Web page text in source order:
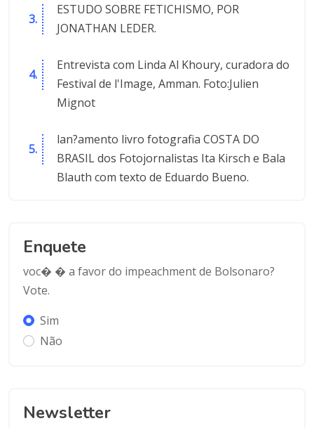
ESTUDO SOBRE FETICHISMO, POR
JONATHAN LEDER.
Entrevista com Linda Al Khoury, curadora do
Festival de l'Image, Amman. Foto:Julien
Mignot
lan?amento livro fotografia COSTA DO
BRASIL dos Fotojornalistas Ita Kirsch e Bala
Blauth com texto de Eduardo Bueno.
Enquete
voc� � a favor do impeachment de Bolsonaro?
Vote.
Sim
Não
Newsletter